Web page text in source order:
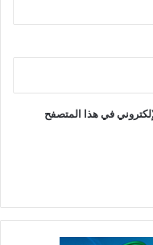
في هذا المتصفح